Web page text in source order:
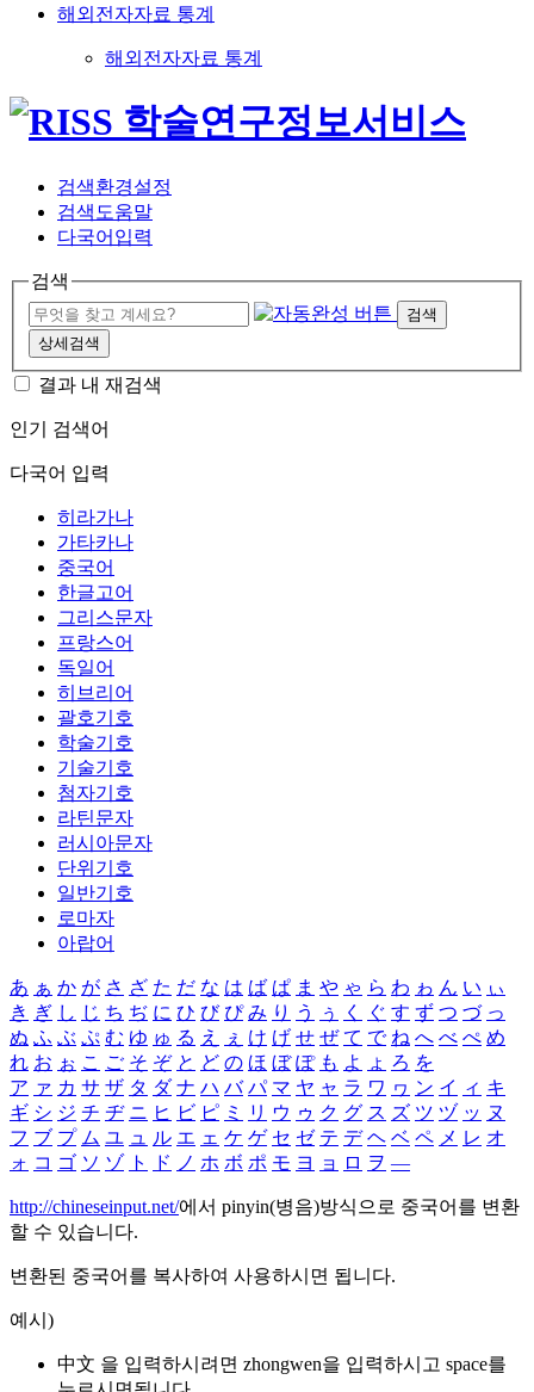
해외전자자료 통계
해외전자자료 통계
검색환경설정
검색도움말
다국어입력
검색
검색
상세검색
결과 내 재검색
인기 검색어
다국어 입력
히라가나
가타카나
중국어
한글고어
그리스문자
프랑스어
독일어
히브리어
괄호기호
학술기호
기술기호
첨자기호
라틴문자
러시아문자
단위기호
일반기호
로마자
아랍어
あ ぁ か が さ ざ た だ な は ば ぱ ま や ゃ ら わ ゎ ん い ぃ
き ぎ し じ ち ぢ に ひ び ぴ み り う ぅ く ぐ す ず つ づ っ
ぬ ふ ぶ ぷ む ゆ ゅ る え ぇ け げ せ ぜ て で ね へ べ ぺ め
れ お ぉ こ ご そ ぞ と ど の ほ ぼ ぽ も よ ょ ろ を
ア ァ カ サ ザ タ ダ ナ ハ バ パ マ ヤ ャ ラ ワ ヮ ン イ ィ キ
ギ シ ジ チ ヂ ニ ヒ ビ ピ ミ リ ウ ゥ ク グ ス ズ ツ ヅ ッ ヌ
フ ブ プ ム ユ ュ ル エ ェ ケ ゲ セ ゼ テ デ ヘ ベ ペ メ レ オ
ォ コ ゴ ソ ゾ ト ド ノ ホ ボ ポ モ ヨ ョ ロ ヲ ―
http://chineseinput.net/에서 pinyin(병음)방식으로 중국어를 변환
할 수 있습니다.
변환된 중국어를 복사하여 사용하시면 됩니다.
예시)
中文 을 입력하시려면 zhongwen을 입력하시고 space를